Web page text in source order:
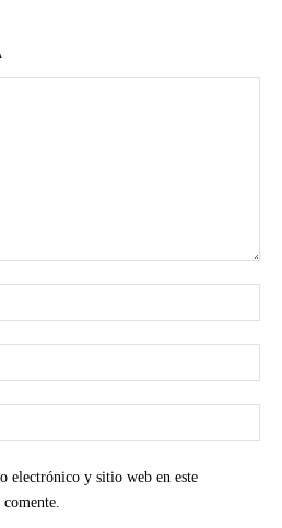
electrónico y sitio web en este